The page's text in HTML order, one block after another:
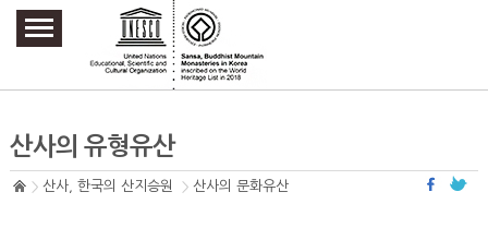
주요메뉴 바로가기
본문 바로가기
하단메뉴 바로가기
산사의 유형유산
산사, 한국의 산지승원 산사의 문화유산